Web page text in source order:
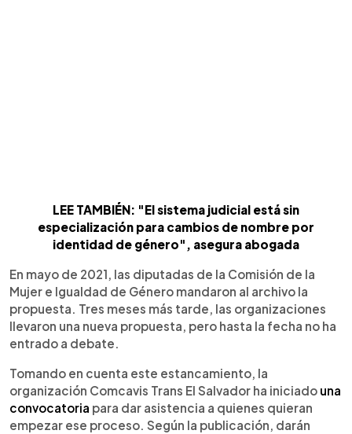
LEE TAMBIÉN: "El sistema judicial está sin
especialización para cambios de nombre por
identidad de género", asegura abogada
En mayo de 2021, las diputadas de la Comisión de la
Mujer e Igualdad de Género mandaron al archivo la
propuesta. Tres meses más tarde, las organizaciones
llevaron una nueva propuesta, pero hasta la fecha no ha
entrado a debate.
Tomando en cuenta este estancamiento, la
organización Comcavis Trans El Salvador ha iniciado una
convocatoria para dar asistencia a quienes quieran
empezar ese proceso. Según la publicación, darán